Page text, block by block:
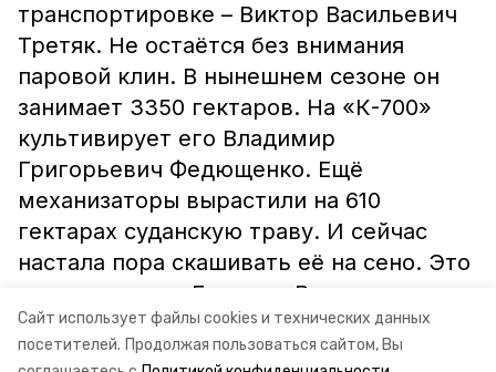
Сайт использует файлы cookies и технических данных
посетителей. Продолжая пользоваться сайтом, Вы
транспортировке – Виктор Васильевич
Третяк. Не остаётся без внимания
паровой клин. В нынешнем сезоне он
занимает 3350 гектаров. На «К-700»
культивирует его Владимир
Григорьевич Федющенко. Ещё
механизаторы вырастили на 610
гектарах суданскую траву. И сейчас
настала пора скашивать её на сено. Это
дело поручено Евгению Васильевичу
Маначинскому.